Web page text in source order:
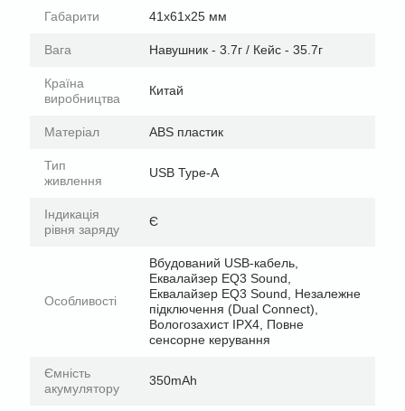
Габарити 41х61х25 мм
Вага Навушник - 3.7г / Кейс - 35.7г
Країна
виробництва
Китай
Матеріал ABS пластик
Тип
живлення
USB Type-A
Індикація
рівня заряду
Є
Особливості
Вбудований USB-кабель,
Еквалайзер EQ3 Sound,
Еквалайзер EQ3 Sound, Незалежне
підключення (Dual Connect),
Вологозахист IPX4, Повне
сенсорне керування
Ємність
акумулятору
350mAh